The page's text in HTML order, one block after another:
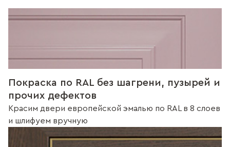
Покраска по RAL без шагрени, пузырей и
прочих дефектов
Красим двери европейской эмалью по RAL в 8 слоев
и шлифуем вручную